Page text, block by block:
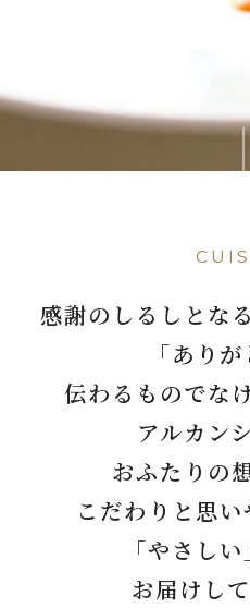
感謝のしるしとな
「あり
伝わるものでな
アルカン
おふたりの
こだわりと思
「やさし
お届けし